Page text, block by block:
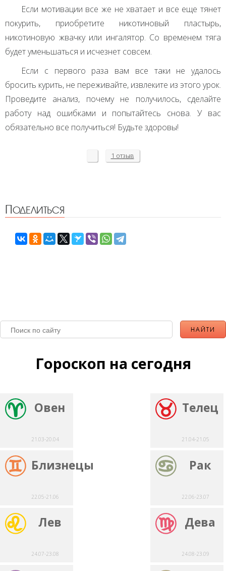
Если мотивации все же не хватает и все еще тянет
покурить, приобретите никотиновый пластырь,
никотиновую жвачку или ингалятор. Со временем тяга
будет уменьшаться и исчезнет совсем.
Если с первого раза вам все таки не удалось
бросить курить, не переживайте, извлеките из этого урок.
Проведите анализ, почему не получилось, сделайте
работу над ошибками и попытайтесь снова. У вас
обязательно все получиться! Будьте здоровы!
1 отзыв
Поделиться
Гороскоп на сегодня
Овен
21.03-20.04
Телец
21.04-21.05
Близнецы
22.05-21.06
Рак
22.06-23.07
Лев
24.07-23.08
Дева
24.08-23.09